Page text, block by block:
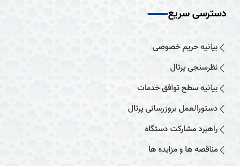
دسترسی سریع
بیانیه حریم خصوصی
نظرسنجی پرتال
بیانیه سطح توافق خدمات
دستورالعمل بروزرسانی پرتال
راهبرد مشارکت دستگاه
مناقصه ها و مزایده ها